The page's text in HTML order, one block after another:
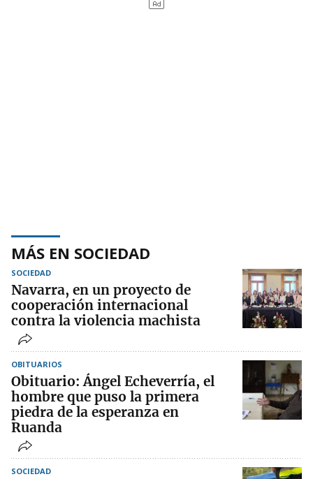
MÁS EN SOCIEDAD
SOCIEDAD
Navarra, en un proyecto de
cooperación internacional
contra la violencia machista
OBITUARIOS
Obituario: Ángel Echeverría, el
hombre que puso la primera
piedra de la esperanza en
Ruanda
SOCIEDAD